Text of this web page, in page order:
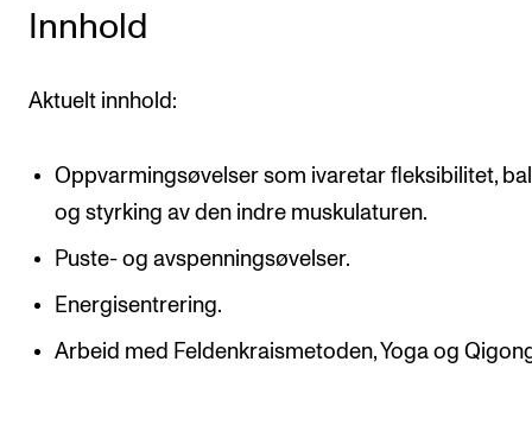
Innhold
Aktuelt innhold:
Oppvarmingsøvelser som ivaretar fleksibilitet,
og styrking av den indre muskulaturen.
Puste- og avspenningsøvelser.
Energisentrering.
Arbeid med Feldenkraismetoden, Yoga og